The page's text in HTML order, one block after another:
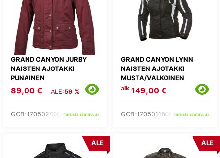
GRAND CANYON JURBY
NAISTEN AJOTAKKI
PUNAINEN
89,00 € ALE:59 %
GCB-170502400- tarkista saatavuus
GRAND CANYON LYNN
NAISTEN AJOTAKKI
MUSTA/VALKOINEN
alk.149,00 €
GCB-1705011800-tarkista saatavuus
ALE ALE